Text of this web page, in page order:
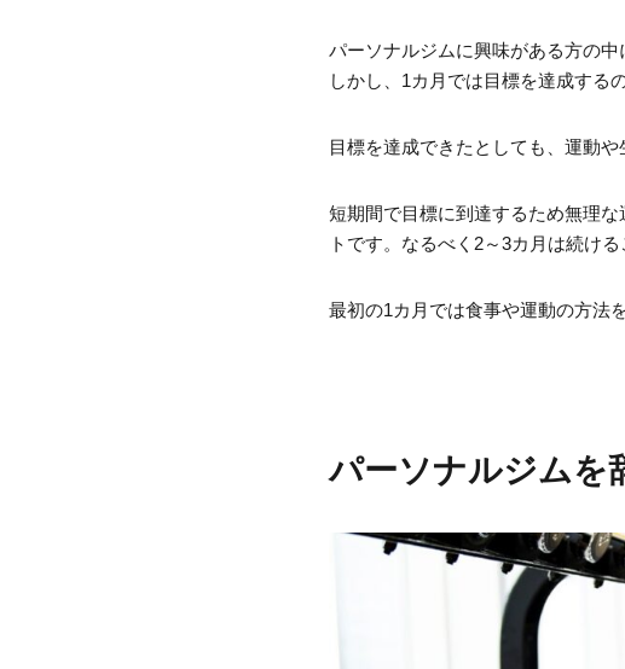
パーソナルジムに興味がある方の
しかし、1カ月では目標を達成する
目標を達成できたとしても、運動
短期間で目標に到達するため無理
トです。なるべく2～3カ月は続ける
最初の1カ月では食事や運動の方法
パーソナルジムを